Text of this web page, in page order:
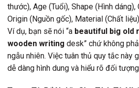
thước), Age (Tuổi), Shape (Hình
Origin (Nguồn gốc), Material (Chất
Ví dụ, bạn sẽ nói “a beautiful big old
wooden writing desk” chứ không
ngẫu nhiên. Việc tuân thủ quy tắc này
dễ dàng hình dung và hiểu rõ đối